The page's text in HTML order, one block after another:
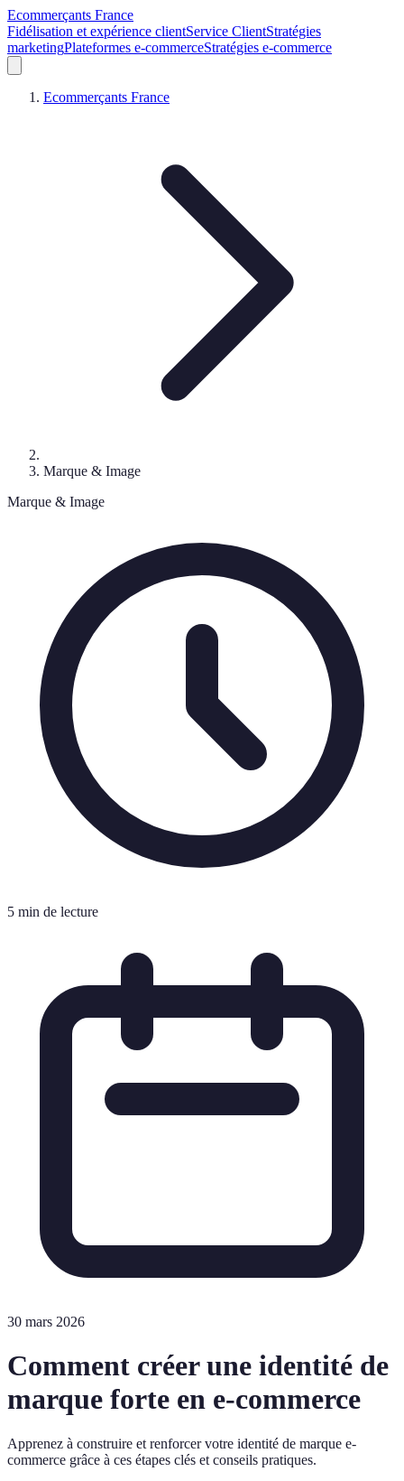
Ecommerçants France
Fidélisation et expérience clientService ClientStratégies
marketingPlateformes e-commerceStratégies e-commerce
Ecommerçants France
Marque & Image
Marque & Image
5 min de lecture
30 mars 2026
Comment créer une identité de
marque forte en e-commerce
Apprenez à construire et renforcer votre identité de marque e-
commerce grâce à ces étapes clés et conseils pratiques.